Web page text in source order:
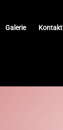
Galerie Kontakt